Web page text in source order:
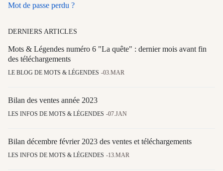
Mot de passe perdu ?
DERNIERS ARTICLES
Mots & Légendes numéro 6 "La quête" : dernier mois avant fin
des téléchargements
LE BLOG DE MOTS & LÉGENDES 03.MAR
Bilan des ventes année 2023
LES INFOS DE MOTS & LÉGENDES 07.JAN
Bilan décembre février 2023 des ventes et téléchargements
LES INFOS DE MOTS & LÉGENDES 13.MAR